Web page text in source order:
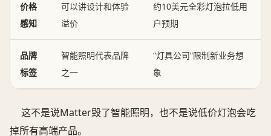
价格
感知
可以讲设计和体验
溢价
约10美元全彩灯泡拉低用
户预期
品牌
标签
智能照明代表品牌
之一
“灯具公司”限制新业务想
象
这不是说Matter毁了智能照明，也不是说低价灯泡会吃
掉所有高端产品。